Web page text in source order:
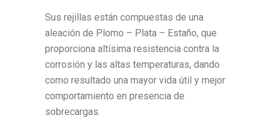
Sus rejillas están compuestas de una
aleación de Plomo – Plata – Estaño, que
proporciona altísima resistencia contra la
corrosión y las altas temperaturas, dando
como resultado una mayor vida útil y mejor
comportamiento en presencia de
sobrecargas.